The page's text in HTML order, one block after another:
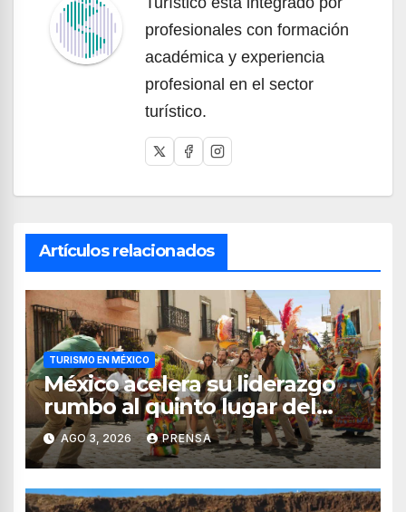
profesionales con formación
académica y experiencia
profesional en el sector
turístico.
Artículos relacionados
TURISMO EN MÉXICO
México acelera su liderazgo
rumbo al quinto lugar del
turismo mundial
AGO 3, 2026 PRENSA